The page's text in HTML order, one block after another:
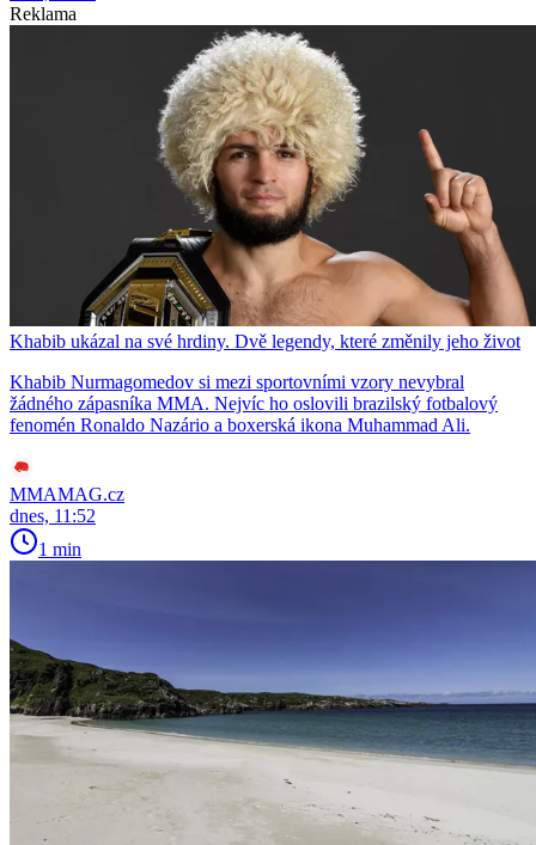
Reklama
Khabib ukázal na své hrdiny. Dvě legendy, které změnily jeho život
Khabib Nurmagomedov si mezi sportovními vzory nevybral
žádného zápasníka MMA. Nejvíc ho oslovili brazilský fotbalový
fenomén Ronaldo Nazário a boxerská ikona Muhammad Ali.
MMAMAG.cz
dnes, 11:52
1 min